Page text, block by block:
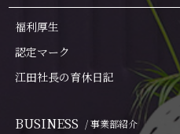
福利厚生
認定マーク
江田社長の育休日記
BUSINESS / 事業部紹介